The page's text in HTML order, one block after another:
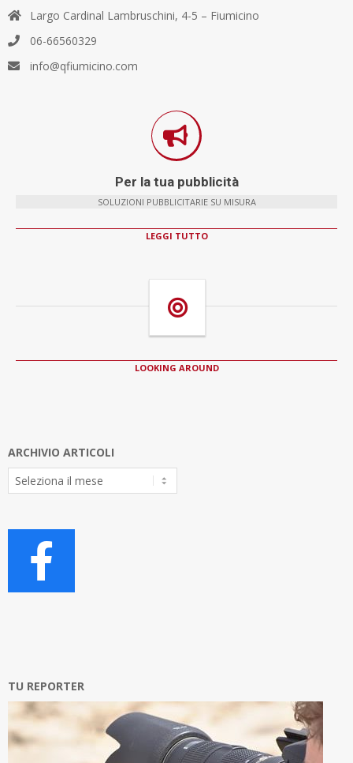
Largo Cardinal Lambruschini, 4-5 – Fiumicino
06-66560329
info@qfiumicino.com
Per la tua pubblicità
SOLUZIONI PUBBLICITARIE SU MISURA
LEGGI TUTTO
LOOKING AROUND
ARCHIVIO ARTICOLI
Archivio
Articoli
TU REPORTER